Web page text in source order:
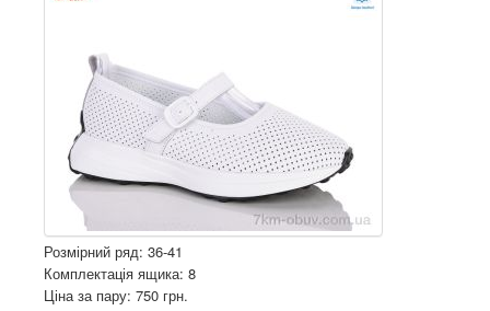
Розмірний ряд: 36-41
Комплектація ящика: 8
Ціна за пару: 750 грн.